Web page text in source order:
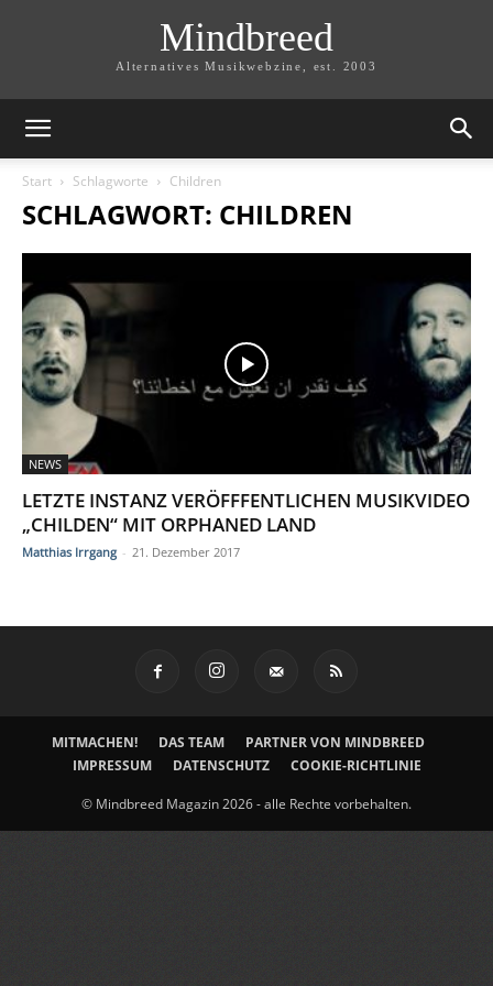
Mindbreed
Alternatives Musikwebzine, est. 2003
Start Schlagworte Children
SCHLAGWORT: CHILDREN
NEWS
LETZTE INSTANZ VERÖFFFENTLICHEN MUSIKVIDEO
„CHILDEN“ MIT ORPHANED LAND
Matthias Irrgang - 21. Dezember 2017
MITMACHEN! DAS TEAM
PARTNER VON MINDBREED
IMPRESSUM
DATENSCHUTZ COOKIE-RICHTLINIE
© Mindbreed Magazin 2026 - alle Rechte vorbehalten.